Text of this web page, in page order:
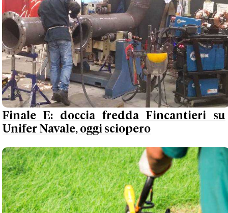
Finale E: doccia fredda Fincantieri su
Unifer Navale, oggi sciopero